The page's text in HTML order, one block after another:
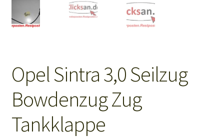
Opel Sintra 3,0 Seilzug
Bowdenzug Zug
Tankklappe